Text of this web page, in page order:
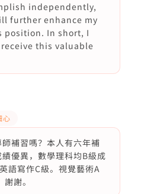
independently,
further enhance my
In short, I
this valuable
心
補習嗎？本人有六年補
優異，數學理科均B級成
語寫作C級。視覺藝術A
謝。